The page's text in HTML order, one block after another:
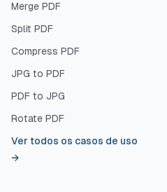
Merge PDF
Split PDF
Compress PDF
JPG to PDF
PDF to JPG
Rotate PDF
Ver todos os casos de uso
→